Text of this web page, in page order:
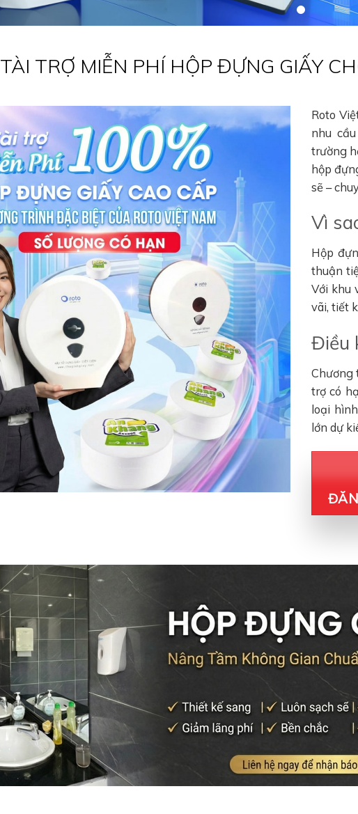
TÀI TRỢ MIỄN PHÍ HỘP ĐỰNG GIẤY
Roto
nhu
trường
hộp
sẽ –
Vì
Hộp
thuận
Với khu
vãi, tiết
Điều
Chương
trợ có
loại
lớn dự